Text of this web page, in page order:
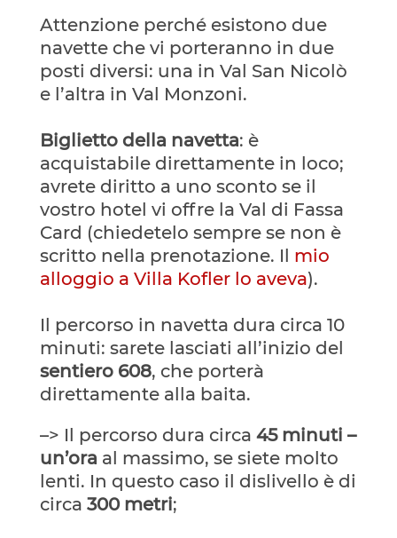
Attenzione perché esistono due
navette che vi porteranno in due
posti diversi: una in Val San Nicolò
e l’altra in Val Monzoni.
Biglietto della navetta: è
acquistabile direttamente in loco;
avrete diritto a uno sconto se il
vostro hotel vi offre la Val di Fassa
Card (chiedetelo sempre se non è
scritto nella prenotazione. Il mio
alloggio a Villa Kofler lo aveva).
Il percorso in navetta dura circa 10
minuti: sarete lasciati all’inizio del
sentiero 608, che porterà
direttamente alla baita.
–> Il percorso dura circa 45 minuti –
un’ora al massimo, se siete molto
lenti. In questo caso il dislivello è di
circa 300 metri;